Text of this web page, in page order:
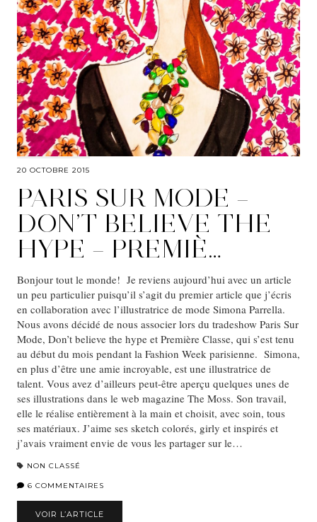
20 OCTOBRE 2015
PARIS SUR MODE –
DON’T BELIEVE THE
HYPE – PREMIÈ…
Bonjour tout le monde! Je reviens aujourd’hui avec un article
un peu particulier puisqu’il s’agit du premier article que j’écris
en collaboration avec l’illustratrice de mode Simona Parrella.
Nous avons décidé de nous associer lors du tradeshow Paris Sur
Mode, Don’t believe the hype et Première Classe, qui s’est tenu
au début du mois pendant la Fashion Week parisienne. Simona,
en plus d’être une amie incroyable, est une illustratrice de
talent. Vous avez d’ailleurs peut-être aperçu quelques unes de
ses illustrations dans le web magazine The Moss. Son travail,
elle le réalise entièrement à la main et choisit, avec soin, tous
ses matériaux. J’aime ses sketch colorés, girly et inspirés et
j’avais vraiment envie de vous les partager sur le…
NON CLASSÉ
6 COMMENTAIRES
VOIR L’ARTICLE